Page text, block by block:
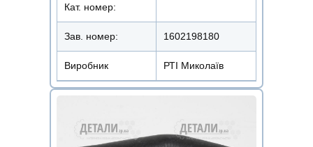
Кат. номер:
Зав. номер: 1602198180
Виробник РТІ Миколаїв